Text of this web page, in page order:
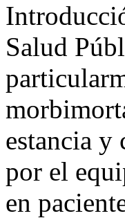
Salud
estancia y
por el
en